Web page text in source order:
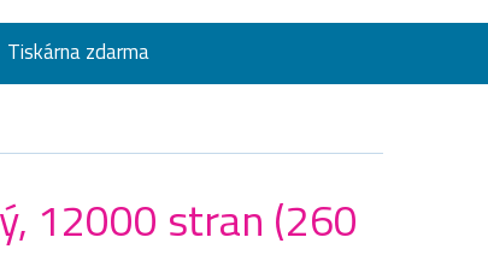
Tiskárna zdarma
12000 stran (260